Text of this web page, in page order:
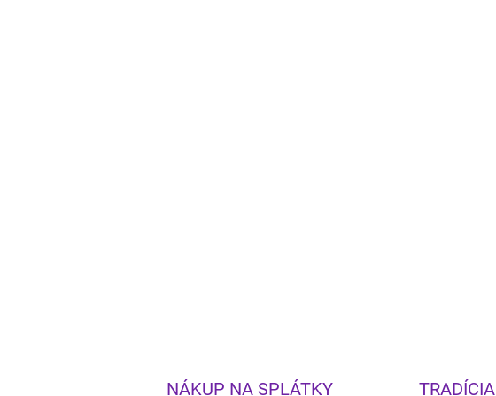
NÁKUP NA SPLÁTKY TRADÍCIA